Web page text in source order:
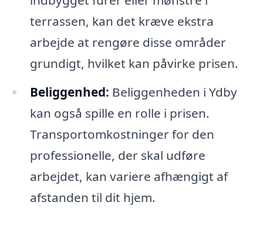
terrassen, kan det kræve ekstra
arbejde at rengøre disse områder
grundigt, hvilket kan påvirke prisen.
Beliggenhed: Beliggenheden i Ydby
kan også spille en rolle i prisen.
Transportomkostninger for den
professionelle, der skal udføre
arbejdet, kan variere afhængigt af
afstanden til dit hjem.